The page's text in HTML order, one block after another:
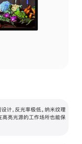
计，反光率极低。纳米纹理
高亮光源的工作场所也能保